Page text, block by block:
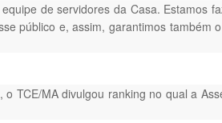
de servidores da Casa. Estamos
público e, assim, garantimos também
TCE/MA divulgou ranking no qual a